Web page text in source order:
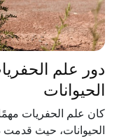
دور علم
الحيوانات
كان علم الحفريات
الحيوانات، حيث